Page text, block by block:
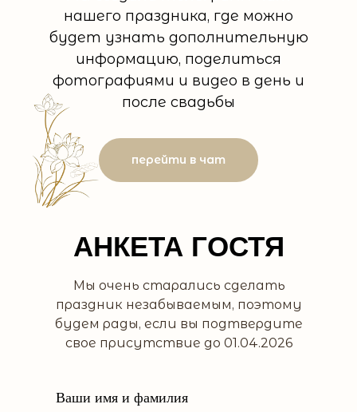
нашего праздника, где можно
будет узнать дополнительную
информацию, поделиться
фотографиями и видео в день и
после свадьбы
перейти в чат
АНКЕТА ГОСТЯ
Мы очень старались сделать
праздник незабываемым, поэтому
будем рады, если вы подтвердите
свое присутствие до 01.04.2026
Ваши имя и фамилия